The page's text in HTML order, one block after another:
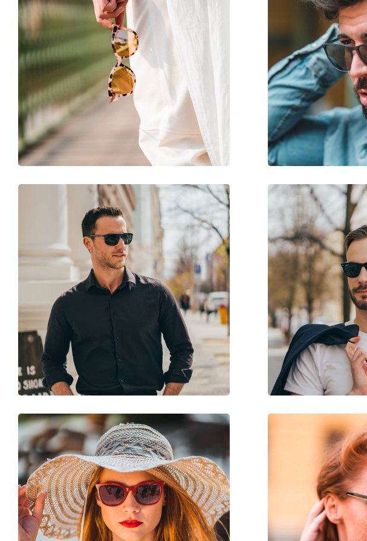
Autres
Sexe:
Catégorie:
Marque:
Utilisation:
Sport
Sport:
Cyclisme, Course à pied, Randonnée, VTT
Code:
OJ 9001 06 31